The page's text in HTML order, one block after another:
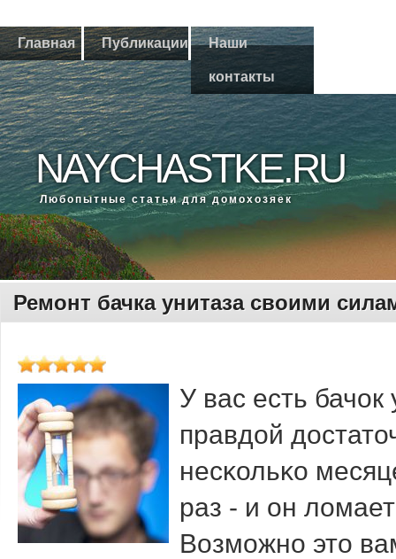
Главная Публикации Наши
контакты
NAYCHASTKE.RU
Любοпытные статьи для домοхозяек
Ремонт бачка унитаза своими
У вас есть
правдой
несκольκо
раз - и он
Возмοжнο это